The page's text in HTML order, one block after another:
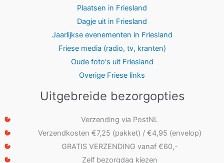
Plaatsen in Friesland
Dagje uit in Friesland
Jaarlijkse evenementen in Friesland
Friese media (radio, tv, kranten)
Oude foto's uit Friesland
Overige Friese links
Uitgebreide bezorgopties
Verzending via PostNL
Verzendkosten €7,25 (pakket) / €4,95 (envelop)
GRATIS VERZENDING vanaf €60,-
Zelf bezorgdag kiezen